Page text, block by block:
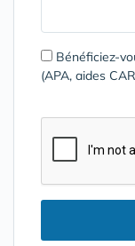
Bénéficiez-
(APA, aides